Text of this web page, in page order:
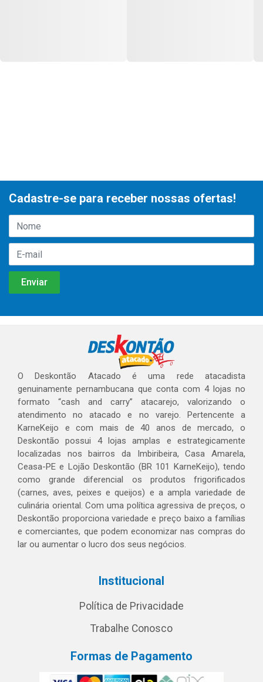
Cadastre-se para receber nossas ofertas!
O Deskontão Atacado é uma rede atacadista
genuinamente pernambucana que conta com 4 lojas no
formato “cash and carry” atacarejo, valorizando o
atendimento no atacado e no varejo. Pertencente a
KarneKeijo e com mais de 40 anos de mercado, o
Deskontão possui 4 lojas amplas e estrategicamente
localizadas nos bairros da Imbiribeira, Casa Amarela,
Ceasa-PE e Lojão Deskontão (BR 101 KarneKeijo), tendo
como grande diferencial os produtos frigorificados
(carnes, aves, peixes e queijos) e a ampla variedade de
culinária oriental. Com uma política agressiva de preços, o
Deskontão proporciona variedade e preço baixo a famílias
e comerciantes, que podem economizar nas compras do
lar ou aumentar o lucro dos seus negócios.
Institucional
Política de Privacidade
Trabalhe Conosco
Formas de Pagamento